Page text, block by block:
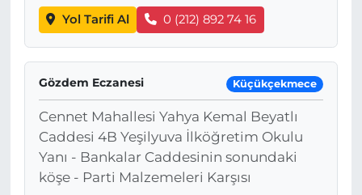
Yol Tarifi Al 0 (212) 892 74 16
Gözdem Eczanesi Küçükçekmece
Cennet Mahallesi Yahya Kemal Beyatlı
Caddesi 4B Yeşilyuva İlköğretim Okulu
Yanı - Bankalar Caddesinin sonundaki
köşe - Parti Malzemeleri Karşısı